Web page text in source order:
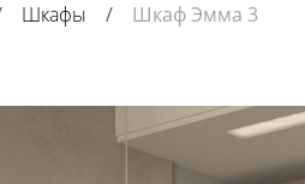
Шкафы Шкаф Эмма 3